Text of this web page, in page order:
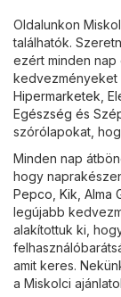
Oldalunkon
találhatók.
ezért minden
kedvezményeket
Hipermarketek
Egészség és
szórólapokat,
Minden nap
hogy
Pepco Kik Alma
legújabb
alakítottuk ki,
amit keres.
a Miskolci